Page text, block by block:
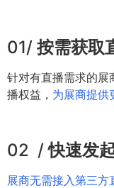
01/ 按需获取
针对有直播需求的展
播权益， 为展商提供
02 /快速发
展商无需接入第三